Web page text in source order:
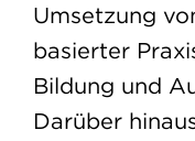
Umsetzung
basierter
Bildung und
Darüber